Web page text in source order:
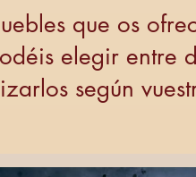
que os
elegir entre
según